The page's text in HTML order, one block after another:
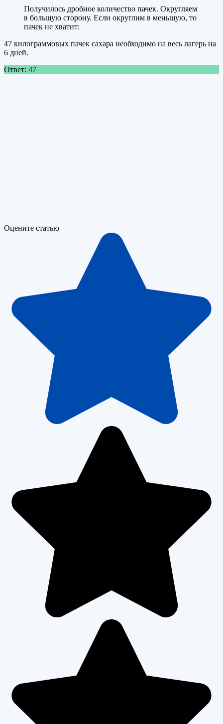
Получилось дробное количество пачек. Округляем
в большую сторону. Если округлим в меньшую, то
пачек не хватит:
47 килограммовых пачек сахара необходимо на весь лагерь на
6 дней.
Ответ: 47
Оцените статью